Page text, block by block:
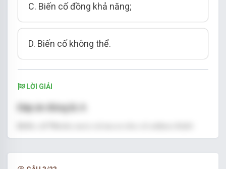
C. Biến cố đồng khả năng;
D. Biến cố không thể.
LỜI GIẢI
Đáp án đúng là: A